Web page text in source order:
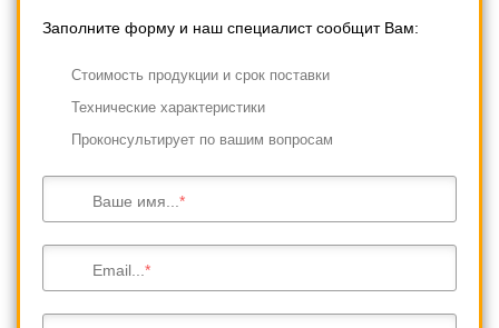
Заполните форму и наш специалист сообщит Вам:
Cтоимость продукции и срок поставки
Технические характеристики
Проконсультирует по вашим вопросам
Ваше имя...
Email...